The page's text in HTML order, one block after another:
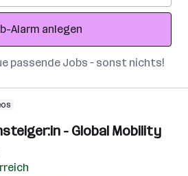
Alarm anlegen
passende Jobs – sonst nichts!
- Global Mobility